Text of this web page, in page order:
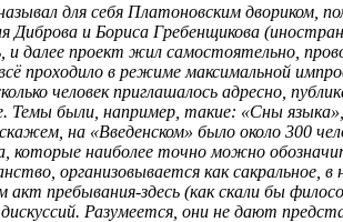
для себя Платоновским двориком,
Диброва и Бориса Гребенщикова
далее проект жил самостоятельно,
проходило в режиме максимальной
человек приглашалось адресно,
были, например, такие: «Сны
на «Введенском» было около 300
наиболее точно можно
организовывается как
пребывания-здесь (как скали бы
Разумеется, они не дают